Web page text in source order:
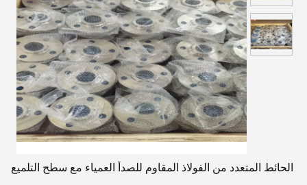
الحائط المتعدد من الفولاذ المقاوم للصدأ العمياء مع سطح التلميع